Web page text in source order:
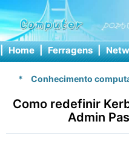
| Home | Ferragens |
* Conhecimento
Como redefinir
Admin